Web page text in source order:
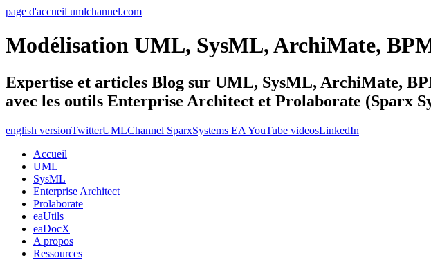
page d'accueil umlchannel.com
Modélisation UML, SysML, ArchiMate,
Expertise et articles Blog sur UML, SysML, ArchiMate,
avec les outils Enterprise Architect et Prolaborate (Sparx
english versionTwitterUMLChannel SparxSystems EA YouTube videosLinkedIn
Accueil
UML
SysML
Enterprise Architect
Prolaborate
eaUtils
eaDocX
A propos
Ressources